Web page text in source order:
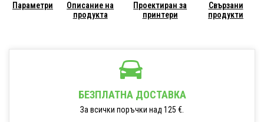
Параметри
Описание на
продукта
Проектиран за
принтери
Свързани
продукти
БЕЗПЛАТНА ДОСТАВКА
За всички поръчки над 125 €.